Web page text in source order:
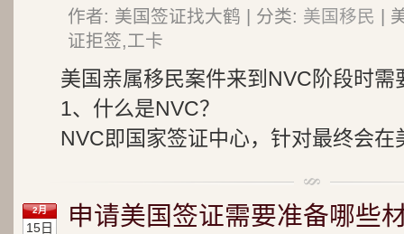
作者: 美国签证找大鹤 | 分类: 美国移民 |
证拒签,工卡
美国亲属移民案件来到NVC阶段时需
1、什么是NVC？
NVC即国家签证中心，针对最终会在
2月
15日 申请美国签证需要准备哪些